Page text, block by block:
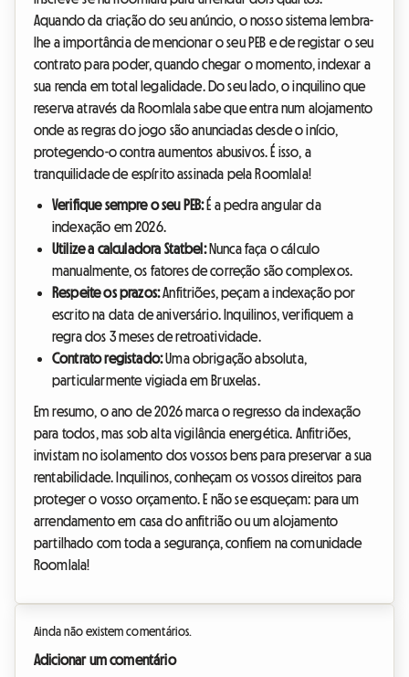
Aquando da criação do seu anúncio, o nosso sistema lembra-
lhe a importância de mencionar o seu PEB e de registar o seu
contrato para poder, quando chegar o momento, indexar a
sua renda em total legalidade. Do seu lado, o inquilino que
reserva através da Roomlala sabe que entra num alojamento
onde as regras do jogo são anunciadas desde o início,
protegendo-o contra aumentos abusivos. É isso, a
tranquilidade de espírito assinada pela Roomlala!
Verifique sempre o seu PEB:É a pedra angular da
indexação em 2026.
Utilize a calculadora Statbel:Nunca faça o cálculo
manualmente, os fatores de correção são complexos.
Respeite os prazos:Anfitriões, peçam a indexação por
escrito na data de aniversário. Inquilinos, verifiquem a
regra dos 3 meses de retroatividade.
Contrato registado:Uma obrigação absoluta,
particularmente vigiada em Bruxelas.
Em resumo, o ano de 2026 marca o regresso da indexação
para todos, mas sob alta vigilância energética. Anfitriões,
invistam no isolamento dos vossos bens para preservar a sua
rentabilidade. Inquilinos, conheçam os vossos direitos para
proteger o vosso orçamento. E não se esqueçam: para um
arrendamento em casa do anfitrião ou um alojamento
partilhado com toda a segurança, confiem na comunidade
Roomlala!
Ainda não existem comentários.
Adicionar um comentário